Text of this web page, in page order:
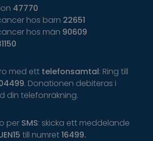
47770
hos barn 22651
hos män 90609
med ett telefonsamtal: Ring till
. Donationen debiteras i
din telefonräkning.
per SMS: skicka ett meddelande
till numret16499.